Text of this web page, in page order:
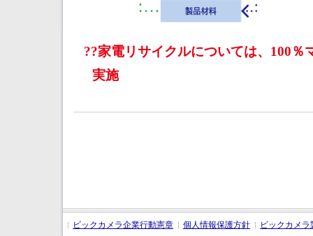
家電リサイクルについては、100％
実施
ビックカメラ企業行動憲章 個人情報保護方針 ビックカメ